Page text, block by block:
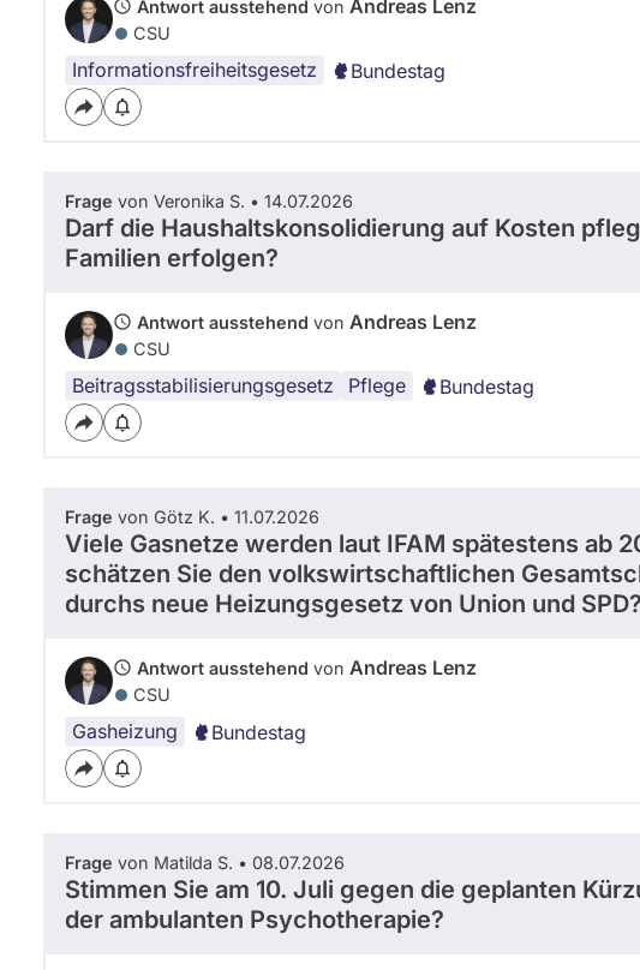
x
Antwort ausstehend von Andreas Lenz
CSU
Informationsfreiheitsgesetz Bundestag
Frage von Veronika S. • 14.07.2026
Darf die Haushaltskonsolidierung auf Kosten
Familien erfolgen?
Antwort ausstehend von Andreas Lenz
CSU
Beitragsstabilisierungsgesetz Pflege Bundestag
Frage von Götz K. • 11.07.2026
Viele Gasnetze werden laut IFAM spätestens ab
schätzen Sie den volkswirtschaftlichen
durchs neue Heizungsgesetz von Union und SPD?
Antwort ausstehend von Andreas Lenz
CSU
Gasheizung Bundestag
Frage von Matilda S. • 08.07.2026
Stimmen Sie am 10. Juli gegen die geplanten
der ambulanten Psychotherapie?